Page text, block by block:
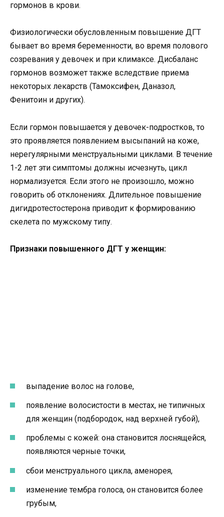
гормонов в крови.
Физиологически обусловленным повышение ДГТ
бывает во время беременности, во время полового
созревания у девочек и при климаксе. Дисбаланс
гормонов возможет также вследствие приема
некоторых лекарств (Тамоксифен, Даназол,
Фенитоин и других).
Если гормон повышается у девочек-подростков, то
это проявляется появлением высыпаний на коже,
нерегулярными менструальными циклами. В течение
1-2 лет эти симптомы должны исчезнуть, цикл
нормализуется. Если этого не произошло, можно
говорить об отклонениях. Длительное повышение
дигидротестостерона приводит к формированию
скелета по мужскому типу.
Признаки повышенного ДГТ у женщин:
выпадение волос на голове,
появление волосистости в местах, не типичных
для женщин (подбородок, над верхней губой),
проблемы с кожей: она становится лоснящейся,
появляются черные точки,
сбои менструального цикла, аменорея,
изменение тембра голоса, он становится более
грубым,